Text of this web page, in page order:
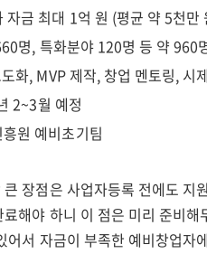
자금 최대 1억 원 (평균 약 5천만
명, 특화분야 120명 등 약 960
화, MVP 제작, 창업 멘토링, 시
2~3월 예정
원 예비초기팀
장점은 사업자등록 전에도 지
해야 하니 이 점은 미리 준비
어서 자금이 부족한 예비창업자